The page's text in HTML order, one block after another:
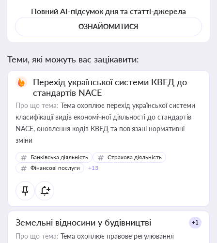
Повний AI-підсумок дня та статті-джерела
ОЗНАЙОМИТИСЯ
Теми, які можуть вас зацікавити:
Перехід української системи КВЕД до
стандартів NACE
Про що тема: Тема охоплює перехід української системи
класифікації видів економічної діяльності до стандартів
NACE, оновлення кодів КВЕД та пов'язані нормативні
зміни
Банківська діяльність
Страхова діяльність
Фінансові послуги
+13
Земельні відносини у будівництві +1
Про що тема: Тема охоплює правове регулювання